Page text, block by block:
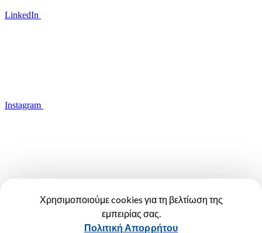
LinkedIn
Instagram
Πολιτική Απορρήτου
Χρησιμοποιούμε cookies για τη βελτίωση της
εμπειρίας σας.
Πολιτική Απορρήτου